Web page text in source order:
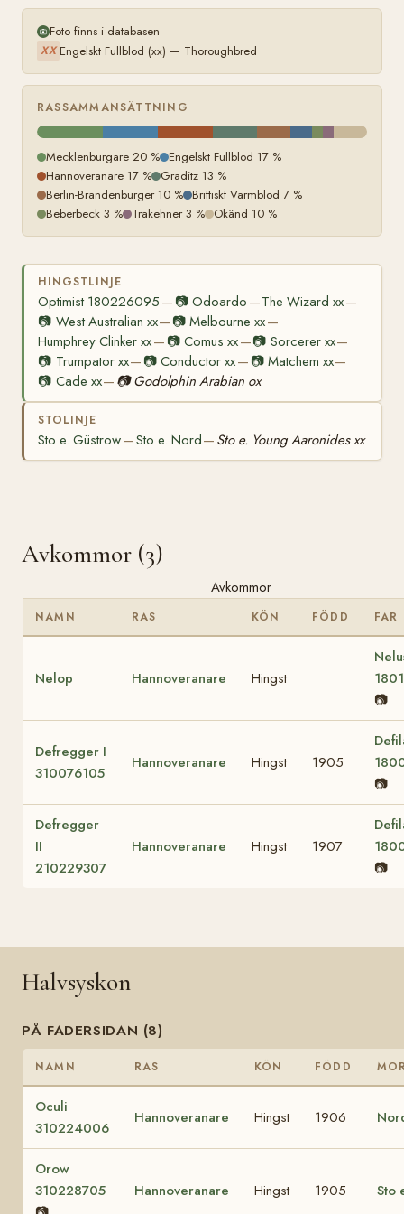
Foto finns i databasen
XX Engelskt Fullblod (xx) — Thoroughbred
RASSAMMANSÄTTNING
Mecklenburgare 20 % Engelskt Fullblod 17 %
Hannoveranare 17 % Graditz 13 %
Berlin-Brandenburger 10 % Brittiskt Varmblod 7 %
Beberbeck 3 % Trakehner 3 % Okänd 10 %
HINGSTLINJE
Optimist 180226095 — 📷Odoardo —The Wizard xx—
📷 West Australian xx— 📷Melbourne xx—
Humphrey Clinker xx— 📷Comus xx—📷 Sorcerer xx—
📷 Trumpator xx— 📷Conductor xx— 📷 Matchem xx—
📷 Cade xx— 📷 Godolphin Arabian ox
STOLINJE
Sto e. Güstrow—Sto e. Nord— Sto e. Young Aaronides xx
Avkommor (3)
Avkommor
NAMN RAS KÖN FÖDD FAR
Nelop Hannoveranare Hingst
📷
Defregger I
310076105
Hannoveranare Hingst 1905
📷
Defregger
II
210229307
Hannoveranare Hingst 1907
📷
Halvsyskon
PÅ FADERSIDAN (8)
NAMN RAS KÖN FÖDD
Oculi
310224006
Hannoveranare Hingst 1906
Orow
310228705
Hannoveranare Hingst 1905 Sto